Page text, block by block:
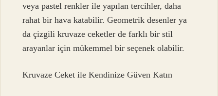
veya pastel renkler ile yapılan tercihler, daha
rahat bir hava katabilir. Geometrik desenler ya
da çizgili kruvaze ceketler de farklı bir stil
arayanlar için mükemmel bir seçenek olabilir.
Kruvaze Ceket ile Kendinize Güven Katın